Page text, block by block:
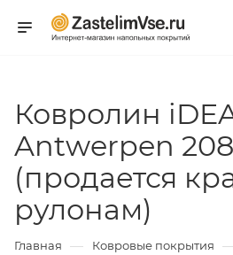
Ковролин
Antwerpen
(продается
рулонам)
Главная — Ковровые покрытия